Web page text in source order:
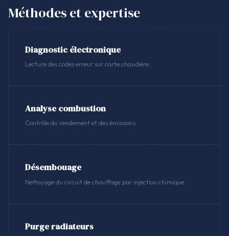
Méthodes et expertise
Diagnostic électronique
Lecture des codes erreur sur carte chaudière.
Analyse combustion
Contrôle du rendement et des émissions.
Désembouage
Nettoyage du circuit de chauffage par injection chimique.
Purge radiateurs